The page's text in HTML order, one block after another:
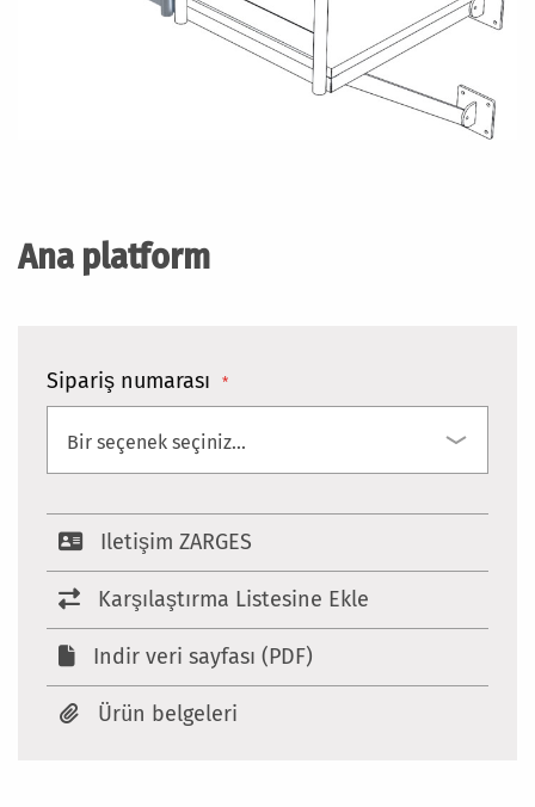
Ana platform
Sipariş numarası
Iletişim ZARGES
Karşılaştırma Listesine Ekle
Indir veri sayfası (PDF)
Ürün belgeleri
git